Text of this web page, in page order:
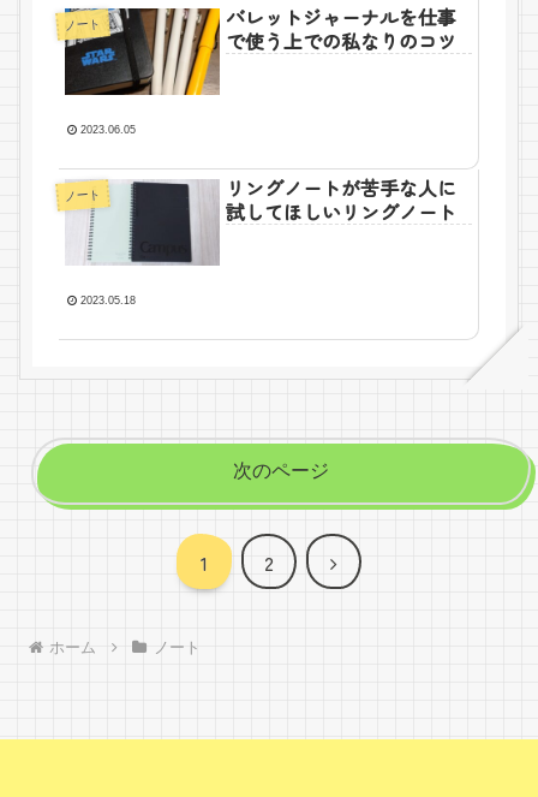
ノート
バレットジャーナルを仕事
で使う上での私なりのコツ
2023.06.05
ノート
リングノートが苦手な人に
試してほしいリングノート
2023.05.18
次のページ
1 2
次
ホーム ノート